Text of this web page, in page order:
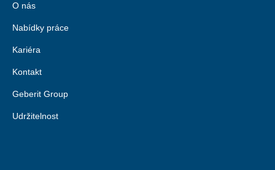
O nás
Nabídky práce
Kariéra
Kontakt
Geberit Group
Udržitelnost